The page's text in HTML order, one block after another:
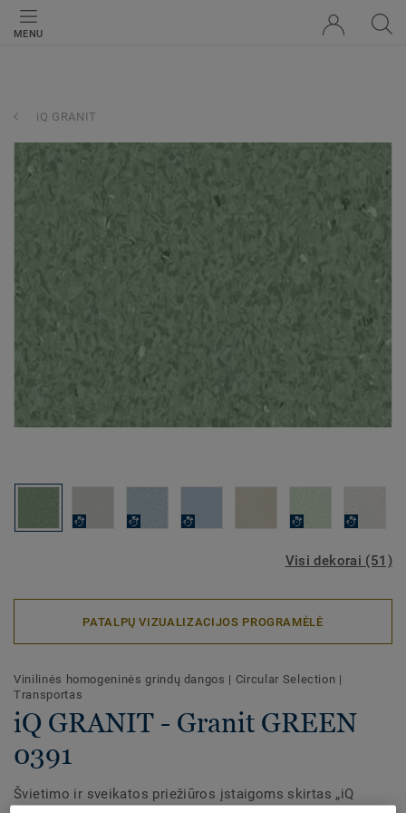
MENU
iQ GRANIT
Visi dekorai (51)
PATALPŲ VIZUALIZACIJOS PROGRAMĖLĖ
Vinilinės homogeninės grindų dangos | Circular Selection |
Transportas
iQ GRANIT - Granit GREEN
0391
Švietimo ir sveikatos priežiūros įstaigoms skirtas „iQ